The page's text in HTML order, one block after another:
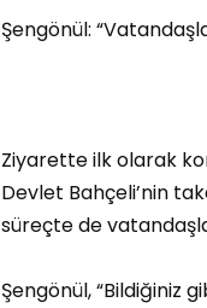
Şengönül:
Ziyarette ilk olarak
Devlet Bahçeli’nin
süreçte de
Şengönül, “Bildiğiniz